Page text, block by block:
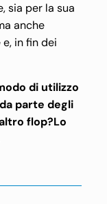
sia per la sua
anche
in fin dei
di utilizzo
parte degli
flop?Lo